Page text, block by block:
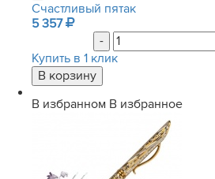
Счастливый пятак
5 357
-
Купить в 1 клик
В избранном В избранное